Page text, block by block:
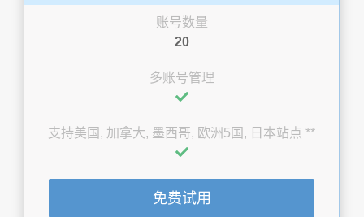
账号数量
20
多账号管理
支持美国, 加拿大, 墨西哥, 欧洲5国, 日本站点 **
免费试用